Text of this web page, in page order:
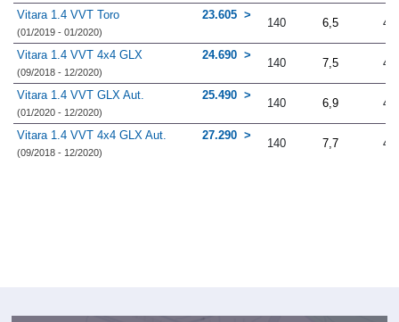
Vitara 1.4 VVT Toro
(01/2019 - 01/2020)
23.605
140 6,5
Vitara 1.4 VVT 4x4 GLX
(09/2018 - 12/2020)
24.690
140 7,5
Vitara 1.4 VVT GLX Aut.
(01/2020 - 12/2020)
25.490
140 6,9
Vitara 1.4 VVT 4x4 GLX Aut.
(09/2018 - 12/2020)
27.290
140 7,7